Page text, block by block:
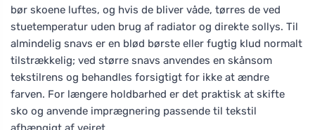
bør skoene luftes, og hvis de bliver våde, tørres de ved
stuetemperatur uden brug af radiator og direkte sollys. Til
almindelig snavs er en blød børste eller fugtig klud normalt
tilstrækkelig; ved større snavs anvendes en skånsom
tekstilrens og behandles forsigtigt for ikke at ændre
farven. For længere holdbarhed er det praktisk at skifte
sko og anvende imprægnering passende til tekstil